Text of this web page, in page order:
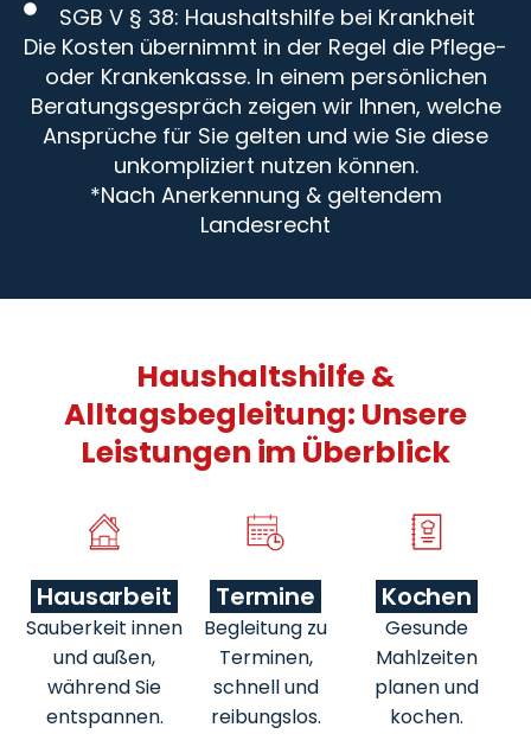
SGB V § 38: Haushaltshilfe bei Krankheit
Die Kosten übernimmt in der Regel die Pflege-
oder Krankenkasse. In einem persönlichen
Beratungsgespräch zeigen wir Ihnen, welche
Ansprüche für Sie gelten und wie Sie diese
unkompliziert nutzen können.
*Nach Anerkennung & geltendem
Landesrecht
Haushaltshilfe &
Alltagsbegleitung: Unsere
Leistungen im Überblick
Hausarbeit
Sauberkeit innen
und außen,
während Sie
entspannen.
Termine
Begleitung zu
Terminen,
schnell und
reibungslos.
Kochen
Gesunde
Mahlzeiten
planen und
kochen.